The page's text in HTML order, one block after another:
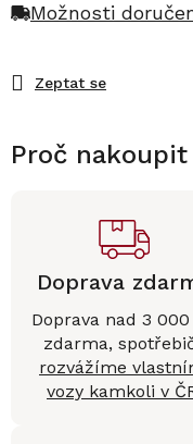
Zeptat se
Možnosti
Proč
Doprava
Doprava nad 3 000
zdarma,
rozvážíme
vozy kamkoli v